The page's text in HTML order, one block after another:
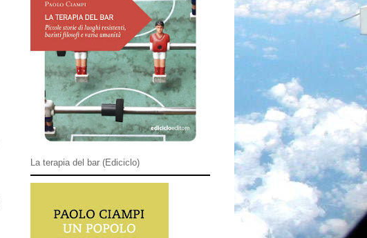
La terapia del bar (Ediciclo)